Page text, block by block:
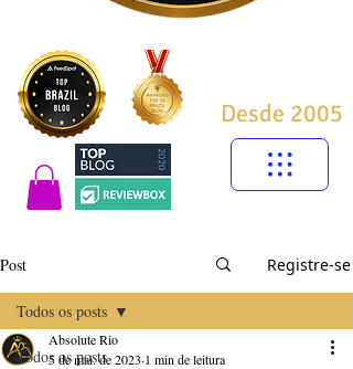
Desde 2005
Post Registre-se
Todos os posts
Todos os posts
Absolute Rio
5 de mai. de 2023 1 min de leitura